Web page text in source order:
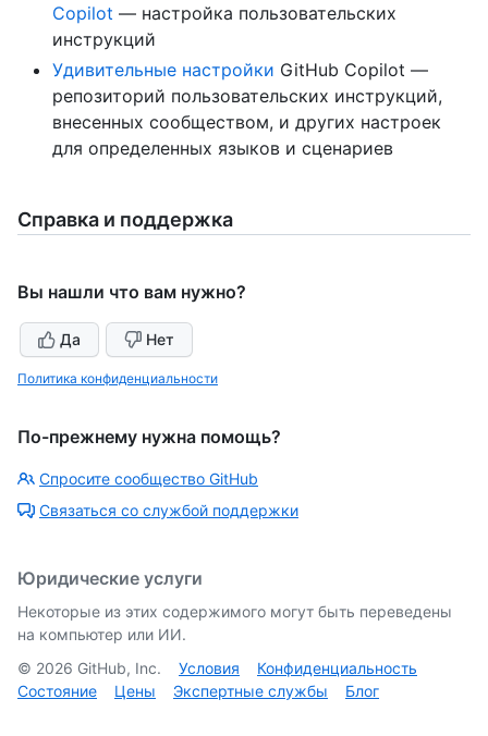
Copilot — настройка пользовательских
инструкций
Удивительные настройки GitHub Copilot —
репозиторий пользовательских инструкций,
внесенных сообществом, и других настроек
для определенных языков и сценариев
Справка и поддержка
Вы нашли что вам нужно?
Да Нет
Политика конфиденциальности
По-прежнему нужна помощь?
Спросите сообщество GitHub
Связаться со службой поддержки
Юридические услуги
Некоторые из этих содержимого могут быть переведены
на компьютер или ИИ.
© 2026 GitHub, Inc. Условия
Конфиденциальность
Состояние
Цены Экспертные службы Блог